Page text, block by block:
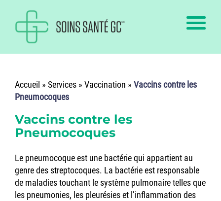
Accueil » Services » Vaccination » Vaccins contre les
Pneumocoques
Vaccins contre les
Pneumocoques
Le pneumocoque est une bactérie qui appartient au
genre des streptocoques. La bactérie est responsable
de maladies touchant le système pulmonaire telles que
les pneumonies, les pleurésies et l’inflammation des